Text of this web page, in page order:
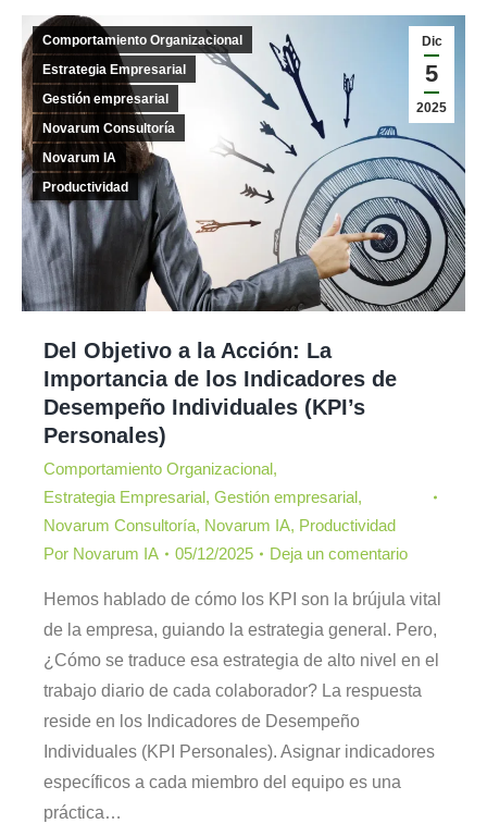
Dic
5
2025
Comportamiento Organizacional
Estrategia Empresarial
Gestión empresarial
Novarum Consultoría
Novarum IA
Productividad
Del Objetivo a la Acción: La
Importancia de los Indicadores de
Desempeño Individuales (KPI’s
Personales)
Comportamiento Organizacional,
Estrategia Empresarial, Gestión empresarial,
Novarum Consultoría, Novarum IA, Productividad
Por Novarum IA 05/12/2025 Deja un comentario
Hemos hablado de cómo los KPI son la brújula vital
de la empresa, guiando la estrategia general. Pero,
¿Cómo se traduce esa estrategia de alto nivel en el
trabajo diario de cada colaborador? La respuesta
reside en los Indicadores de Desempeño
Individuales (KPI Personales). Asignar indicadores
específicos a cada miembro del equipo es una
práctica…